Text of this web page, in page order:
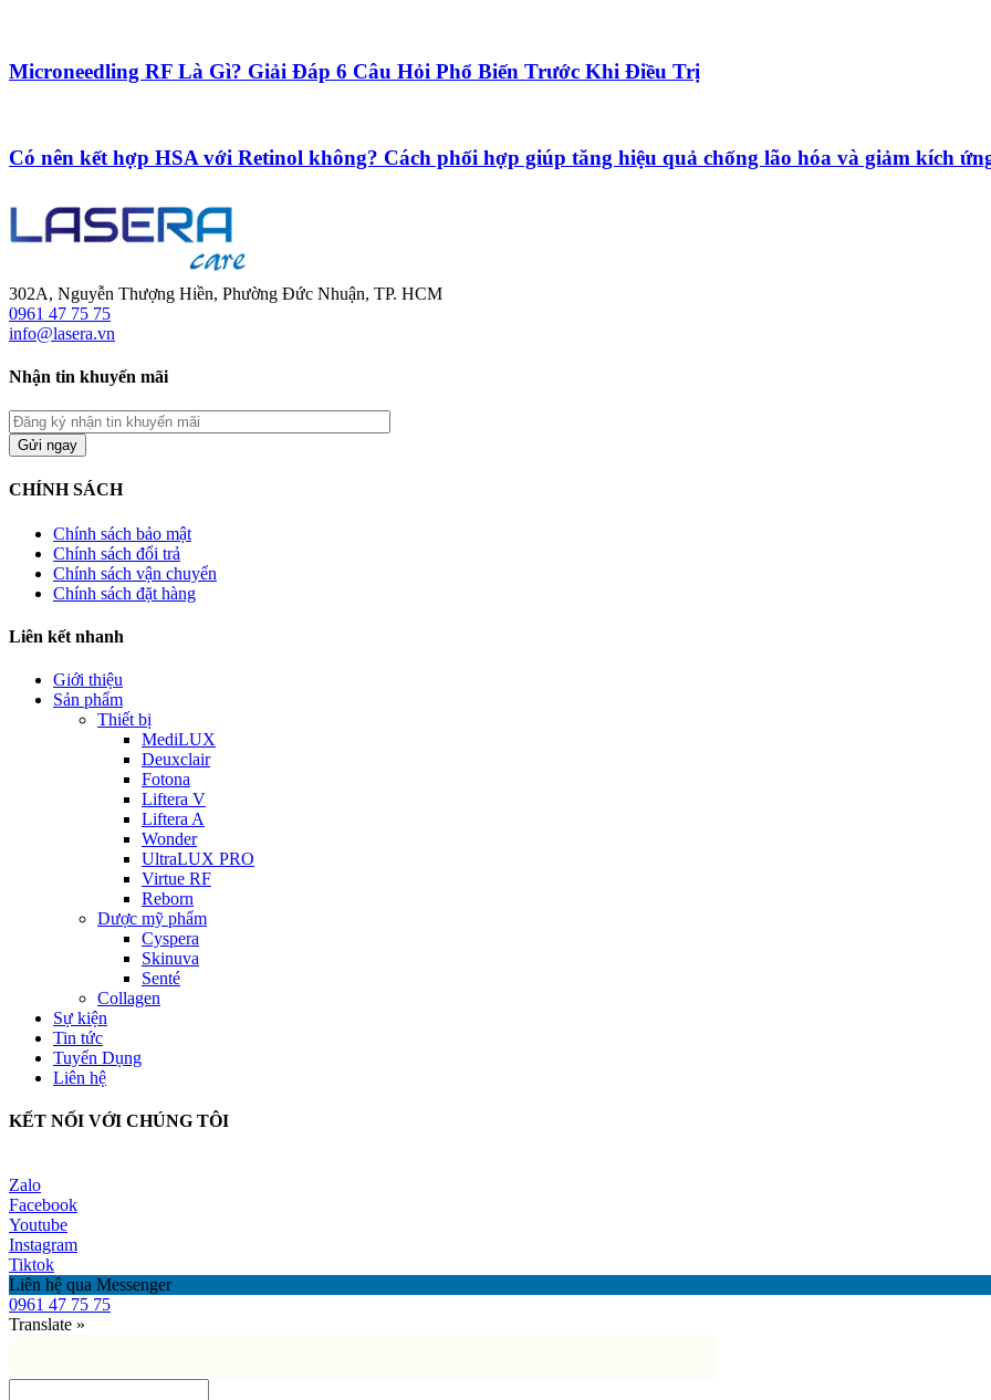
Microneedling RF Là Gì? Giải Đáp 6 Câu Hỏi Phổ Biến Trước Khi Điều Trị
Có nên kết hợp HSA với Retinol không? Cách phối hợp giúp tăng hiệu quả chống lão hóa và giảm kích
302A, Nguyễn Thượng Hiền, Phường Đức Nhuận, TP. HCM
0961 47 75 75
info@lasera.vn
Nhận tin khuyến mãi
CHÍNH SÁCH
Chính sách bảo mật
Chính sách đổi trả
Chính sách vận chuyển
Chính sách đặt hàng
Liên kết nhanh
Giới thiệu
Sản phẩm
Thiết bị
MediLUX
Deuxclair
Fotona
Liftera V
Liftera A
Wonder
UltraLUX PRO
Virtue RF
Reborn
Dược mỹ phẩm
Cyspera
Skinuva
Senté
Collagen
Sự kiện
Tin tức
Tuyển Dụng
Liên hệ
KẾT NỐI VỚI CHÚNG TÔI
Zalo
Facebook
Youtube
Instagram
Tiktok
Liên hệ qua Messenger
0961 47 75 75
Translate »